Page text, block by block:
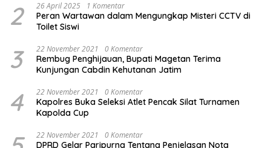
2 26 April 2025 1 Komentar
Peran Wartawan dalam Mengungkap Misteri CCTV di
Toilet Siswi
3 22 November 2021 0 Komentar
Rembug Penghijauan, Bupati Magetan Terima
Kunjungan Cabdin Kehutanan Jatim
4 22 November 2021 0 Komentar
Kapolres Buka Seleksi Atlet Pencak Silat Turnamen
Kapolda Cup
22 November 2021 0 Komentar
DPRD Gelar Paripurna Tentang Penjelasan Nota